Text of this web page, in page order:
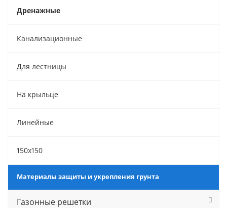
Дренажные
Канализационные
Для лестницы
На крыльце
Линейные
150х150
Материалы защиты и укрепления грунта
Газонные решетки